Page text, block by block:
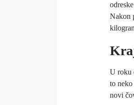
Nakon
U roku
to
novi